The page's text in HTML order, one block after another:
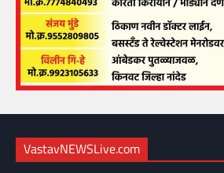
VastavNEWSLive.com